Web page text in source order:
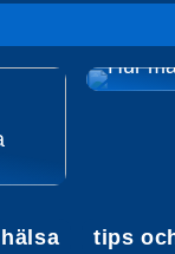
Hur
hälsa tips